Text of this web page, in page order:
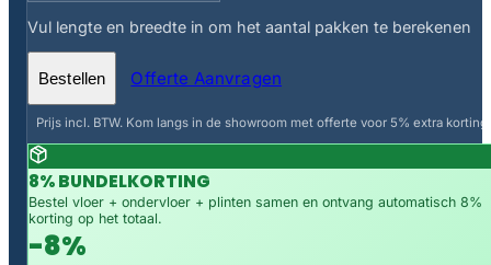
Vul lengte en breedte in om het aantal pakken te berekenen
Bestellen Offerte Aanvragen
Prijs incl. BTW. Kom langs in de showroom met offerte voor 5% extra korting.
8% BUNDELKORTING
Bestel vloer + ondervloer + plinten samen en ontvang automatisch 8%
korting op het totaal.
-8%